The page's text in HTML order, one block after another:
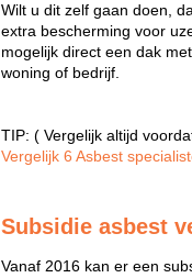
Wilt u dit zelf gaan doen,
extra bescherming voor
mogelijk direct een dak
woning of bedrijf.
TIP: ( Vergelijk altijd
Vergelijk 6 Asbest
Subsidie asbest
Vanaf 2016 kan er een